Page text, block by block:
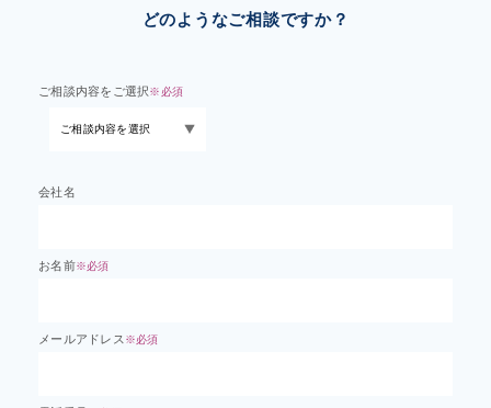
どのようなご相談ですか？
ご相談内容をご選択※必須
会社名
お名前※必須
メールアドレス ※必須